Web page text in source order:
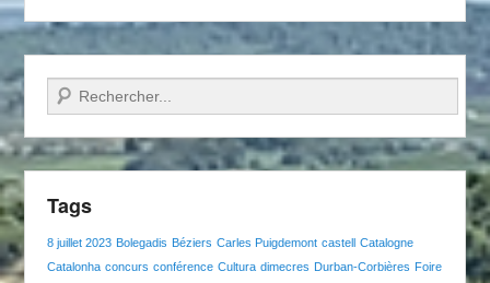
Recherche
Tags
8 juillet 2023 Bolegadis Béziers Carles Puigdemont castell
Catalogne
Catalonha concurs conférence Cultura dimecres Durban-Corbières Foire